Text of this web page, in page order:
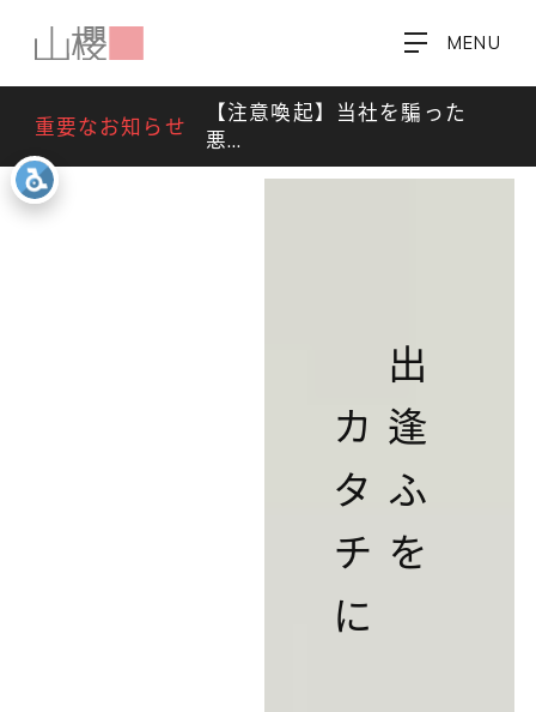
MENU
重要なお知らせ
【注意喚起】当社を騙った
悪…
出逢ふを
カタチに